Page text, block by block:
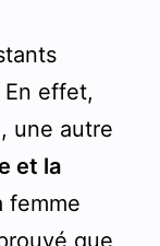
En effet,
une autre
et la
femme
que